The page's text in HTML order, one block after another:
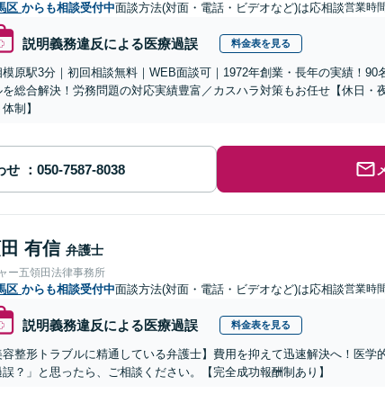
区 からも相談受付中面談方法(対面・電話・ビデオなど)は応相談営業時
説明義務違反による医療過誤 料金表を見る
模原駅3分｜初回相談無料｜WEB面談可｜1972年創業・長年の実績！
を総合解決！労務問題の対応実績豊富／カスハラ対策もお任せ【休日・
制】
せ
有信 弁護士
ー五領田法律事務所
区 からも相談受付中面談方法(対面・電話・ビデオなど)は応相談営業時
説明義務違反による医療過誤 料金表を見る
容整形トラブルに精通している弁護士】費用を抑えて迅速解決へ！医
？」と思ったら、ご相談ください。【完全成功報酬制あり】